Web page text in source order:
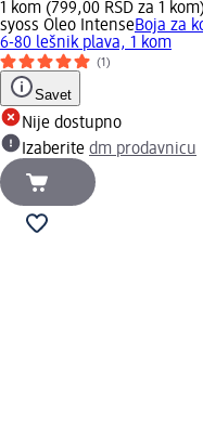
1 kom (799,00 RSD za 1 kom)
syoss Oleo IntenseBoja za
6-80 lešnik plava, 1 kom
(1)
Savet
Nije dostupno
Izaberite dm prodavnicu